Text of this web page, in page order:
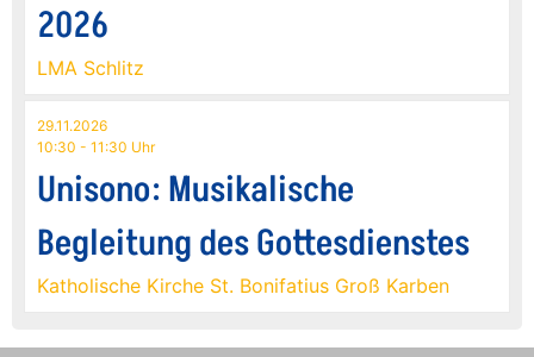
2026
LMA Schlitz
29.11.2026
10:30 - 11:30 Uhr
Unisono: Musikalische
Begleitung des Gottesdienstes
Katholische Kirche St. Bonifatius Groß Karben